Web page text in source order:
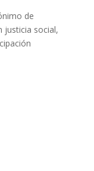
de
justicia social,